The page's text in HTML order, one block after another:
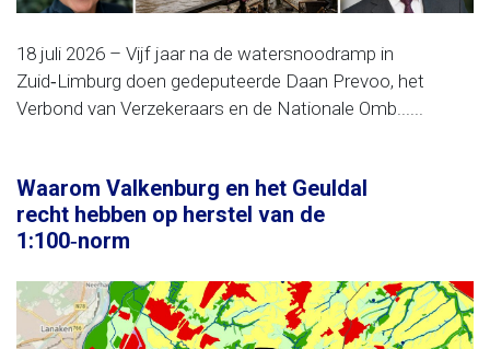
18 juli 2026 – Vijf jaar na de watersnoodramp in
Zuid‑Limburg doen gedeputeerde Daan Prevoo, het
Verbond van Verzekeraars en de Nationale Omb......
Waarom Valkenburg en het Geuldal
recht hebben op herstel van de
1:100‑norm